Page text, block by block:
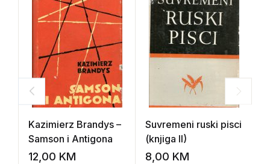
Kazimierz Brandys –
Samson i Antigona
12,00 KM
Suvremeni ruski pisci
(knjiga II)
8,00 KM